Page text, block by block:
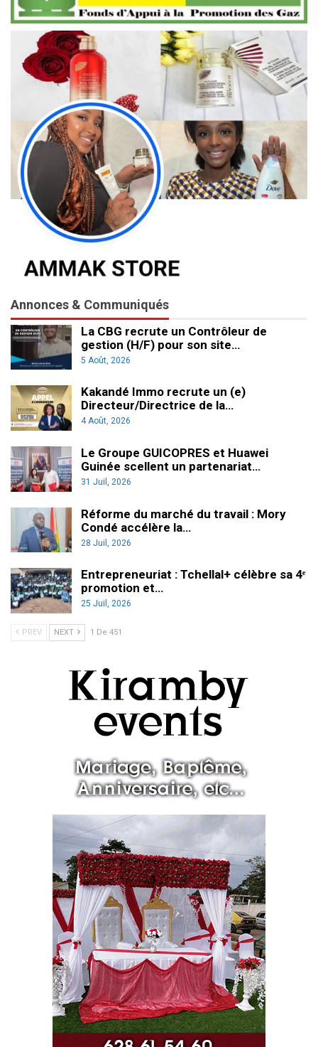
Annonces & Communiqués
La CBG recrute un Contrôleur de
gestion (H/F) pour son site…
5 Août, 2026
Kakandé Immo recrute un (e)
Directeur/Directrice de la…
4 Août, 2026
Le Groupe GUICOPRES et Huawei
Guinée scellent un partenariat…
31 Juil, 2026
Réforme du marché du travail : Mory
Condé accélère la…
28 Juil, 2026
Entrepreneuriat : Tchellal+ célèbre sa 4ᵉ
promotion et…
25 Juil, 2026
PREV NEXT 1 De 451